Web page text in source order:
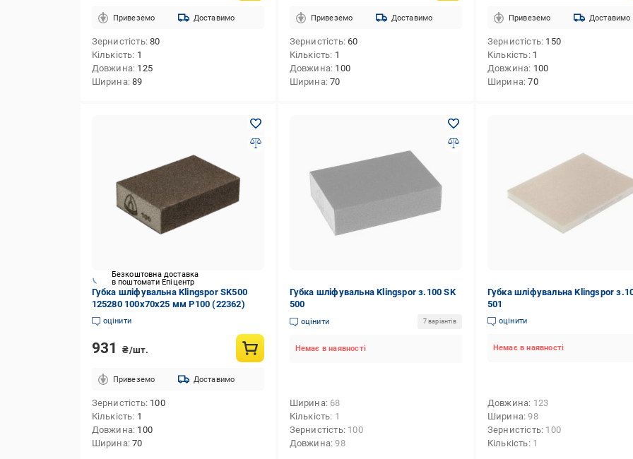
Привеземо Доставимо
Зернистість 80
Кількість 1
Довжина 125
Ширина 89
Привеземо Доставимо
Зернистість 60
Кількість 1
Довжина 100
Ширина 70
Привеземо Доставимо
Зернистість 150
Кількість 1
Довжина 100
Ширина 70
Безкоштовна доставка
в поштомати Епіцентр
Губка шліфувальна Klingspor SK500
125280 100х70х25 мм P100 (22362)
оцінити
931 ₴/шт.
Привеземо Доставимо
Зернистість 100
Кількість 1
Довжина 100
Ширина 70
Губка шліфувальна Klingspor з.100 SK
500
оцінити 7 варіантів
Немає в наявності
Ширина 68
Кількість 1
Зернистість 100
Довжина 98
Губка шліфувальна Klingspor
501
оцінити
Немає в наявності
Довжина 123
Ширина 98
Зернистість 100
Кількість 1